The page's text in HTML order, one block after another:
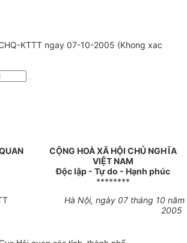
KTTT ngay 07-10-2005 (Khong xac
CỘNG HOÀ XÃ HỘI CHỦ NGHĨA
VIỆT NAM
Độc lập - Tự do - Hạnh phúc
********
Hà Nội, ngày 07 tháng 10 năm
2005